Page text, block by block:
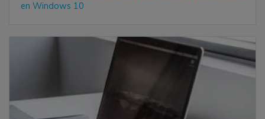
en Windows 10